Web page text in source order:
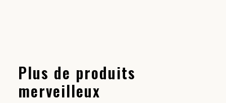
Plus de produits
merveilleux